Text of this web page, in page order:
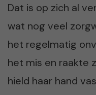
Dat is op zich al
wat nog veel
het regelmatig
het mis en raakte
hield haar hand